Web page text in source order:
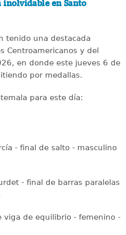
inolvidable en Santo
tenido una destacada
Centroamericanos y del
en donde este jueves 6 de
por medallas.
para este día:
- final de salto - masculino
- final de barras paralelas
viga de equilibrio - femenino -